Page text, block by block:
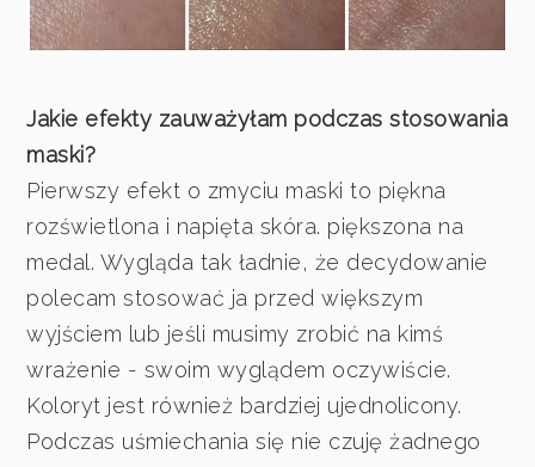
Jakie efekty zauważyłam podczas stosowania
maski?
Pierwszy efekt o zmyciu maski to piękna
rozświetlona i napięta skóra. piększona na
medal. Wygląda tak ładnie, że decydowanie
polecam stosować ja przed większym
wyjściem lub jeśli musimy zrobić na kimś
wrażenie - swoim wyglądem oczywiście.
Koloryt jest również bardziej ujednolicony.
Podczas uśmiechania się nie czuję żadnego